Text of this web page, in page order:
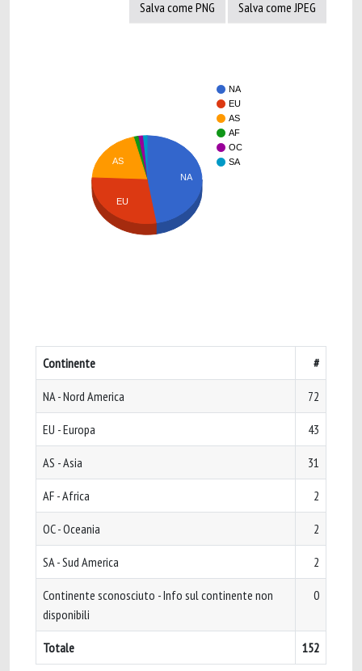
Salva come PNG Salva come JPEG
NA
EU
AS
AF
OC
SA
NA
AS
EU
Continente #
NA - Nord America 72
EU - Europa 43
AS - Asia 31
AF - Africa 2
OC - Oceania 2
SA - Sud America 2
Continente sconosciuto - Info sul continente non
disponibili
0
Totale 152